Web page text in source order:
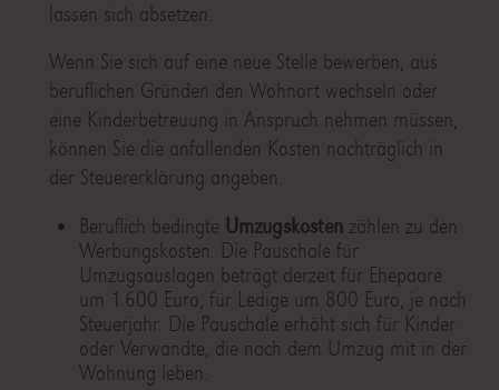
lassen sich absetzen.
Wenn Sie sich auf eine neue Stelle bewerben, aus
beruflichen Gründen den Wohnort wechseln oder
eine Kinderbetreuung in Anspruch nehmen müssen,
können Sie die anfallenden Kosten nachträglich in
der Steuererklärung angeben.
Beruflich bedingte Umzugskosten zählen zu den
Werbungskosten. Die Pauschale für
Umzugsauslagen beträgt derzeit für Ehepaare
um 1.600 Euro, für Ledige um 800 Euro, je nach
Steuerjahr. Die Pauschale erhöht sich für Kinder
oder Verwandte, die nach dem Umzug mit in der
Wohnung leben.